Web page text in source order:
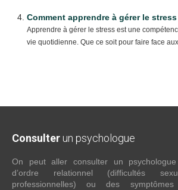
Comment apprendre à gérer le stress
Apprendre à gérer le stress est une
vie quotidienne. Que ce soit pour faire face
Consulter un psychologue
On peut aller consulter un
d’ordre relationnel (difficultés
professionnelles) ou des